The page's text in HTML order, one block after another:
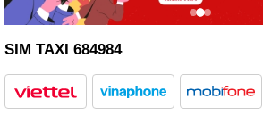
SIM TAXI 684984